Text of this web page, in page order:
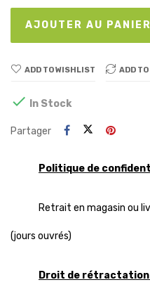
AJOUTER AU PANIER
ADD TO WISHLIST ADD
 In Stock
Partager
Politique de
Retrait en magasin ou
(jours ouvrés)
Droit de